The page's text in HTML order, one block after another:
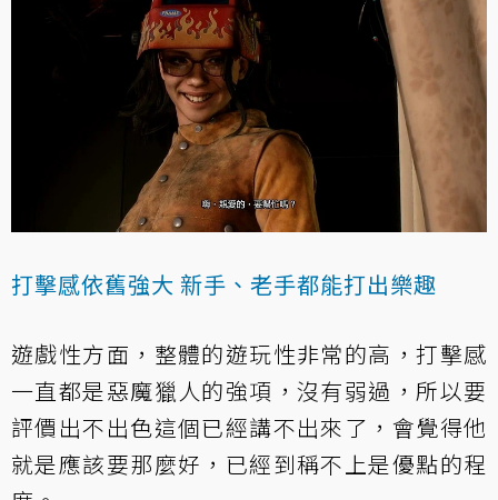
打擊感依舊強大 新手、老手都能打出樂趣
遊戲性方面，整體的遊玩性非常的高，打擊感
一直都是惡魔獵人的強項，沒有弱過，所以要
評價出不出色這個已經講不出來了，會覺得他
就是應該要那麼好，已經到稱不上是優點的程